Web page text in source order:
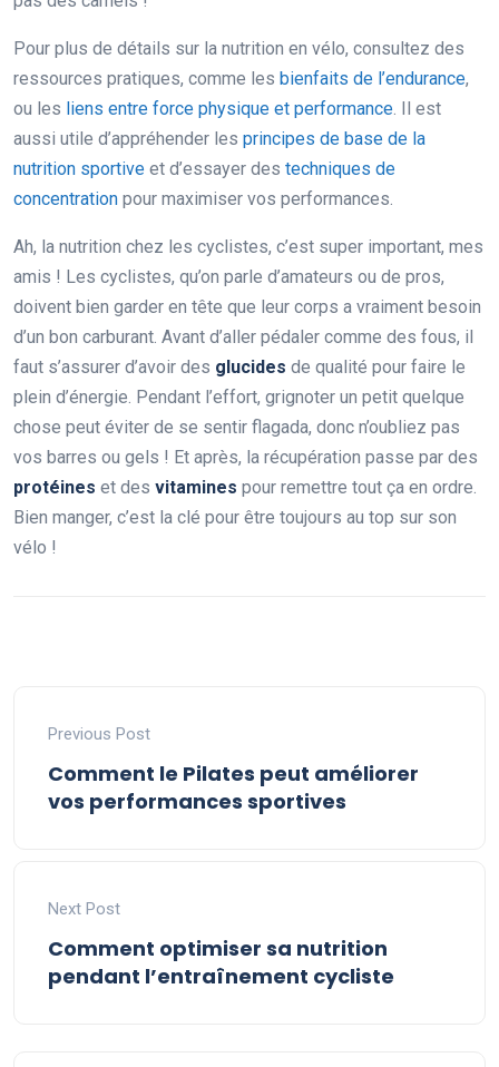
Pour plus de détails sur la nutrition en vélo, consultez des
ressources pratiques, comme les bienfaits de l’endurance,
ou les liens entre force physique et performance . Il est
aussi utile d’appréhender les principes de base de la
nutrition sportive et d’essayer des techniques de
concentration pour maximiser vos performances.
Ah, la nutrition chez les cyclistes, c’est super important, mes
amis ! Les cyclistes, qu’on parle d’amateurs ou de pros,
doivent bien garder en tête que leur corps a vraiment besoin
d’un bon carburant. Avant d’aller pédaler comme des fous, il
faut s’assurer d’avoir des glucides de qualité pour faire le
plein d’énergie. Pendant l’effort, grignoter un petit quelque
chose peut éviter de se sentir flagada, donc n’oubliez pas
vos barres ou gels ! Et après, la récupération passe par des
protéines et des vitamines pour remettre tout ça en ordre.
Bien manger, c’est la clé pour être toujours au top sur son
vélo !
Previous Post
Comment le Pilates peut améliorer
vos performances sportives
Next Post
Comment optimiser sa nutrition
pendant l’entraînement cycliste